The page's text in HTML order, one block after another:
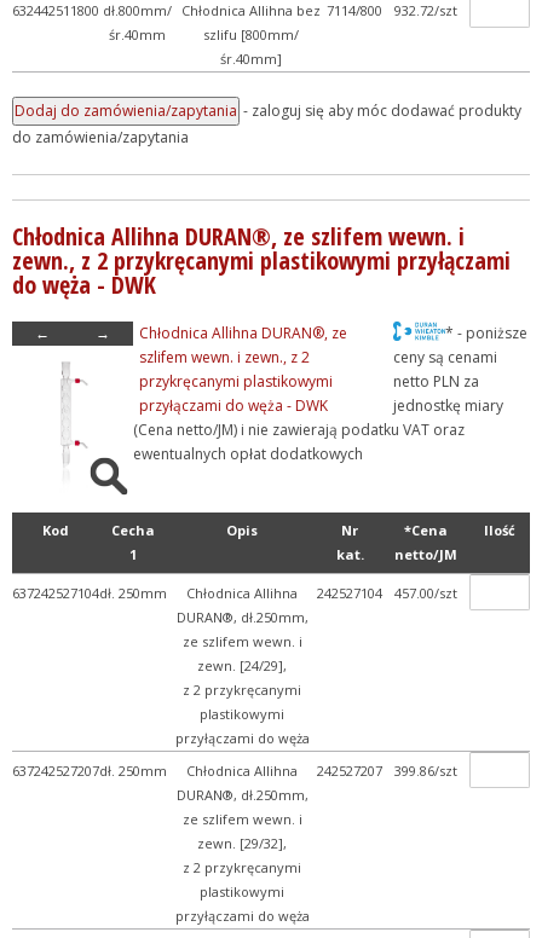
+ Półfabrykaty szklane
+ Rury, pręty, kapilary ...
+ Szkło kwarcowe
+ Szkło miarowe
+ WPL
+ Wyroby ze spiekiem
+ Wyroby ze szlifami
+ Zlewki
+ Termometry / Areometry
+ Urządzenia laboratoryj...
+ WPL - produkcja
+ Wyroby metalowe
+ Wyroby z gumy, drewna, ...
+ Z przymrużeniem oka
632442511800 dł.800mm/
śr.40mm
Chłodnica Allihna bez
szlifu [800mm/
śr.40mm]
7114/800 932.72/szt
- zaloguj się aby móc dodawać produkty
do zamówienia/zapytania
Chłodnica Allihna DURAN®, ze szlifem wewn. i
zewn., z 2 przykręcanymi plastikowymi przyłączami
do węża - DWK
← →
Chłodnica Allihna DURAN®, ze
szlifem wewn. i zewn., z 2
przykręcanymi plastikowymi
przyłączami do węża - DWK
* - poniższe
ceny są cenami
netto PLN za
jednostkę miary
(Cena netto/JM) i nie zawierają podatku VAT oraz
ewentualnych opłat dodatkowych
Kod
Cecha
1
Opis
Nr
kat.
*Cena
netto/JM
Ilość
637242527104dł. 250mm
Chłodnica Allihna
DURAN®, dł.250mm,
ze szlifem wewn. i
zewn. [24/29],
z 2 przykręcanymi
plastikowymi
przyłączami do węża
242527104 457.00/szt
637242527207dł. 250mm
Chłodnica Allihna
DURAN®, dł.250mm,
ze szlifem wewn. i
zewn. [29/32],
z 2 przykręcanymi
plastikowymi
przyłączami do węża
242527207 399.86/szt